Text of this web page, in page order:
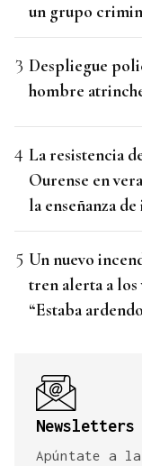
un grupo
Despliegue
hombre
La resistencia
Ourense en
la enseñanza
Un nuevo
tren alerta a los
“Estaba
Newsletters
Apúntate a